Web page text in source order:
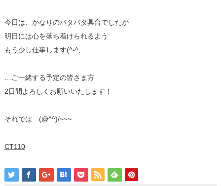
今日は、かなりのバタバタ具合でしたが
明日には心を落ち着けられるよう
もう少し仕事します(^-^;
…ご一緒する予定の皆さま方
2日間よろしくお願いいたします！
それでは (@^^)/~~~
CT110